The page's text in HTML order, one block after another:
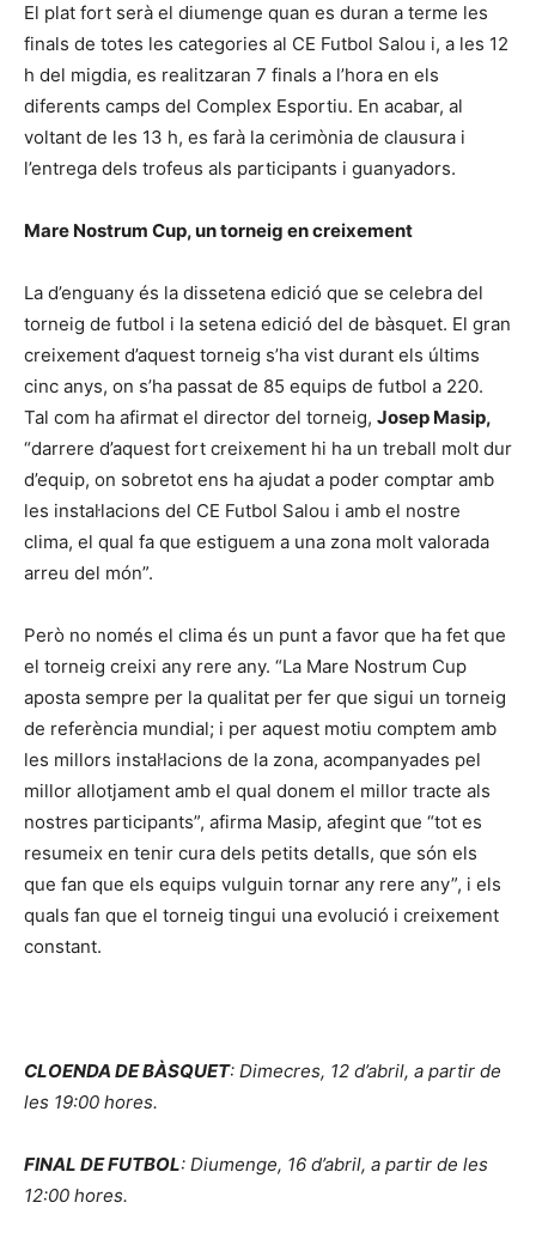
El plat fort serà el diumenge quan es duran a terme les
finals de totes les categories al CE Futbol Salou i, a les 12
h del migdia, es realitzaran 7 finals a l’hora en els
diferents camps del Complex Esportiu. En acabar, al
voltant de les 13 h, es farà la cerimònia de clausura i
l’entrega dels trofeus als participants i guanyadors.
Mare Nostrum Cup, un torneig en creixement
La d’enguany és la dissetena edició que se celebra del
torneig de futbol i la setena edició del de bàsquet. El gran
creixement d’aquest torneig s’ha vist durant els últims
cinc anys, on s’ha passat de 85 equips de futbol a 220.
Tal com ha afirmat el director del torneig, Josep Masip,
“darrere d’aquest fort creixement hi ha un treball molt dur
d’equip, on sobretot ens ha ajudat a poder comptar amb
les instal·lacions del CE Futbol Salou i amb el nostre
clima, el qual fa que estiguem a una zona molt valorada
arreu del món”.
Però no només el clima és un punt a favor que ha fet que
el torneig creixi any rere any. “La Mare Nostrum Cup
aposta sempre per la qualitat per fer que sigui un torneig
de referència mundial; i per aquest motiu comptem amb
les millors instal·lacions de la zona, acompanyades pel
millor allotjament amb el qual donem el millor tracte als
nostres participants”, afirma Masip, afegint que “tot es
resumeix en tenir cura dels petits detalls, que són els
que fan que els equips vulguin tornar any rere any”, i els
quals fan que el torneig tingui una evolució i creixement
constant.
CLOENDA DE BÀSQUET: Dimecres, 12 d’abril, a partir de
les 19:00 hores.
FINAL DE FUTBOL: Diumenge, 16 d’abril, a partir de les
12:00 hores.